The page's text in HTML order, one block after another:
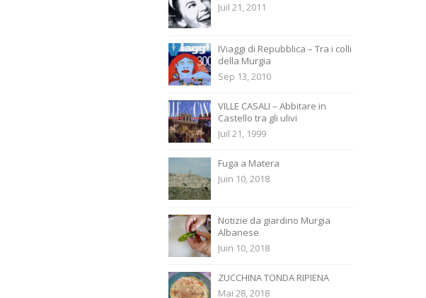
Juil 21, 2011
IViaggi di Repubblica – Tra i colli
della Murgia
Sep 13, 2010
VILLE CASALI – Abbitare in
Castello tra gli ulivi
Juil 21, 1999
Fuga a Matera
Juin 10, 2018
Notizie da giardino Murgia
Albanese
Juin 10, 2018
ZUCCHINA TONDA RIPIENA
Mai 28, 2018